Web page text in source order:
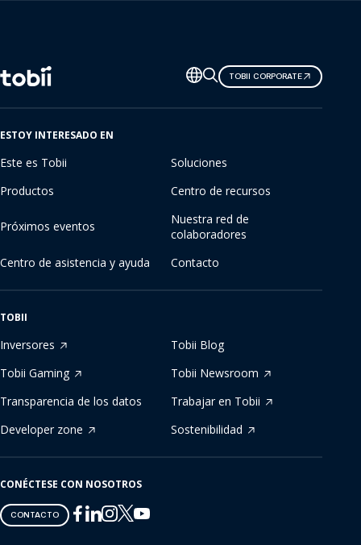
Cambiar
de
idioma
TOBII CORPORATE
ESTOY INTERESADO EN
Este es Tobii
Soluciones
Productos
Centro de recursos
Próximos eventos
Nuestra red de
colaboradores
Centro de asistencia y ayuda
Contacto
TOBII
Inversores
Tobii Blog
Tobii Gaming
Tobii Newsroom
Transparencia de los datos
Trabajar en Tobii
Developer zone
Sostenibilidad
CONÉCTESE CON NOSOTROS
CONTACTO
Tobii
on
Tobii
on
Tobii
on
Tobii
on
Tobii
on